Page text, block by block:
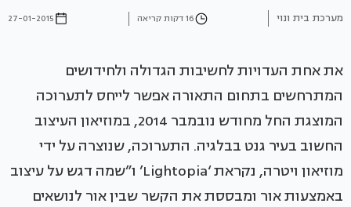
מערכת בית ונוי 16 דקות קריאה 27-01-2015
את אחת העדויות לחשיבות הגדולה ולחידושים
המתרחשים בתחום התאורה אפשר לייחס לתערוכה
המוצגת החל מחודש נובמבר 2014, במוזיאון העיצוב
החשוב בעיר גנט בבלגיה. התערוכה, שנוצרה על ידי
מוזיאון ויטרה, נקראת ‘Lightopia’ ו”שמה דגש על עיצוב
באמצעות אור ומבססת את הקשר שבין אור לנושאים